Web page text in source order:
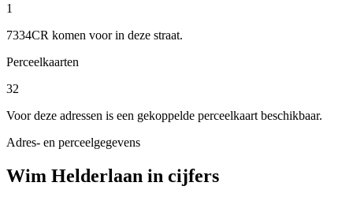
1
7334CR komen voor in deze straat.
Perceelkaarten
32
Voor deze adressen is een gekoppelde perceelkaart beschikbaar.
Adres- en perceelgegevens
Wim Helderlaan in cijfers